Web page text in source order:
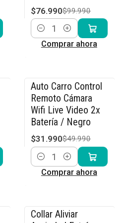
$76.990$99.990
Cantidad
Comprar ahora
-36% OFF
Auto Carro Control
Remoto Cámara
Wifi Live Video 2x
Batería / Negro
$31.990$49.990
Cantidad
Comprar ahora
-15% OFF
Collar Aliviar